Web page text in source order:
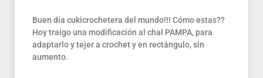
Buen día cukicrochetera del mundo!!! Cómo estas??
Hoy traigo una modificación al chal PAMPA, para
adaptarlo y tejer a crochet y en rectángulo, sin
aumento.